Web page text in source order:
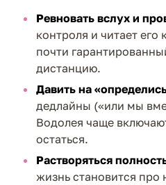
Ревновать вслух и
контроля и читает его
почти
дистанцию.
Давить на
дедлайны («или мы
Водолея чаще
остаться.
Растворяться
жизнь становится про